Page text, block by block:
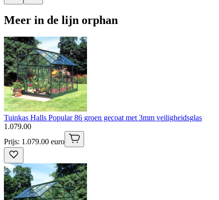
Meer in de lijn orphan
Tuinkas Halls Popular 86 groen gecoat met 3mm veiligheidsglas
1 .079.00
Prijs: 1.079.00 euro